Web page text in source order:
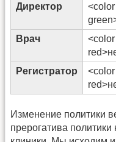
Директор
<color
Врач
<color
Регистратор
<color
Изменение политики
прерогатива политики